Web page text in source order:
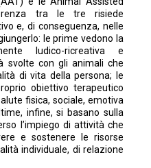
tra le tre risiede
e, di conseguenza, nelle
le prime vedono la
ludico-ricreativa e
svolte con gli animali che
di vita della persona; le
obiettivo terapeutico
fisica, sociale, emotiva
infine, si basano sulla
l’impiego di attività che
e sostenere le risorse
individuale, di relazione